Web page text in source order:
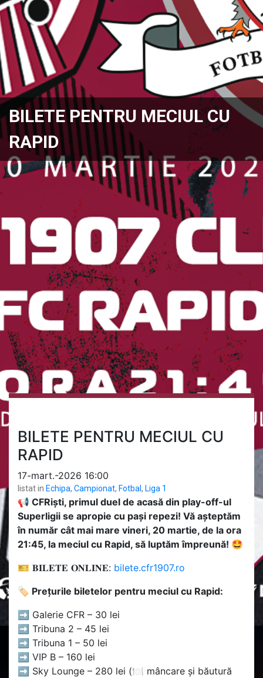
BILETE PENTRU MECIUL CU
RAPID
BILETE PENTRU MECIUL CU
RAPID
17-mart.-2026 16:00
listat in Echipa, Campionat, Fotbal , Liga 1
📢 CFRiști, primul duel de acasă din play-off-ul
Superligii se apropie cu pași repezi! Vă așteptăm
în număr cât mai mare vineri, 20 martie, de la ora
21:45, la meciul cu Rapid, să luptăm împreună! 🤩
🎫 𝐁𝐈𝐋𝐄𝐓𝐄 𝐎𝐍𝐋𝐈𝐍𝐄: bilete.cfr1907.ro
🏷 Prețurile biletelor pentru meciul cu Rapid:
➡ Galerie CFR – 30 lei
➡ Tribuna 2 – 45 lei
➡ Tribuna 1 – 50 lei
➡ VIP B – 160 lei
➡ Sky Lounge – 280 lei (🍽 mâncare și băutură